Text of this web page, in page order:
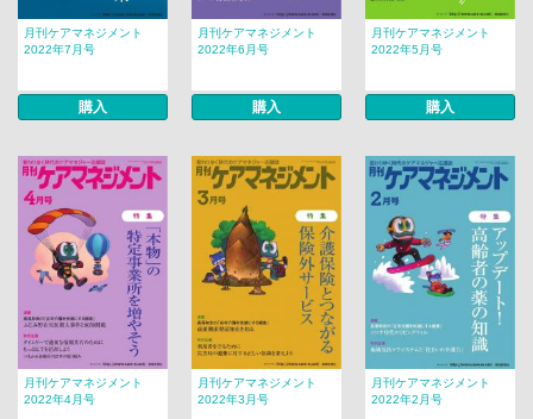
月刊ケアマネジメント
2022年7月号
購入
月刊ケアマネジメント
2022年6月号
購入
月刊ケアマネジメント
2022年5月号
購入
月刊ケアマネジメント
2022年4月号
月刊ケアマネジメント
2022年3月号
月刊ケアマネジメント
2022年2月号